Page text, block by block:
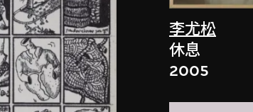
李尤松
休息
2005